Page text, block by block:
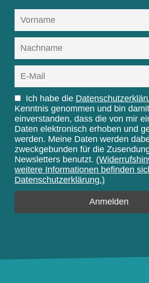
Ich habe die
Kenntnis genommen und bin damit
einverstanden, dass die von mir
Daten elektronisch erhoben und
werden. Meine Daten werden
zweckgebunden für die
Newsletters benutzt.
weitere Informationen befinden
Datenschutzerklärung.)